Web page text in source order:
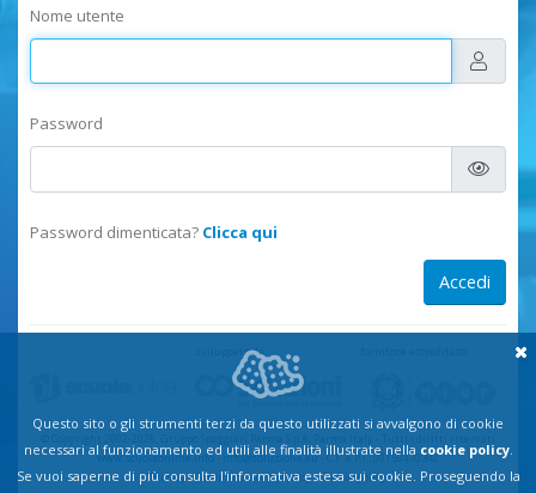
Nome utente
Password
Password dimenticata? Clicca qui
sviluppato da
www.scuolaonline.info- info@soluzione.eu- C.F. e P.I.: 00150470342
Privacy-Comunicazioni privacy-Cookie policy
Questo sito o gli strumenti terzi da questo utilizzati si avvalgono di cookie
necessari al funzionamento ed utili alle finalità illustrate nella cookie policy.
Se vuoi saperne di più consulta l'informativa estesa sui cookie. Proseguendo la